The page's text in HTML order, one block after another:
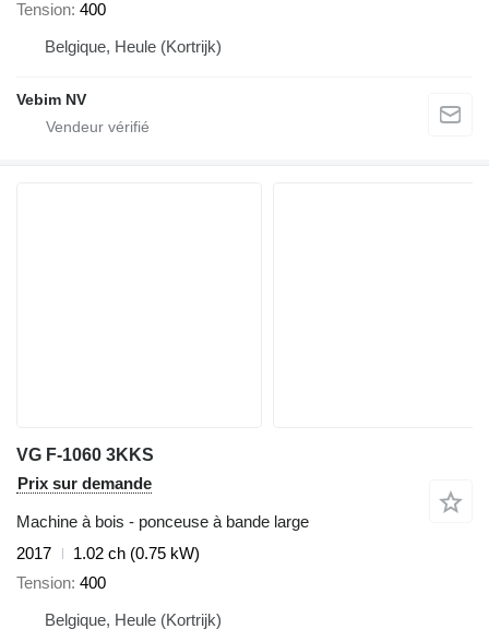
Tension 400
Belgique, Heule (Kortrijk)
Vebim NV
VG F-1060 3KKS
Prix sur demande
Machine à bois - ponceuse à bande large
2017
1.02 ch (0.75 kW)
Tension 400
Belgique, Heule (Kortrijk)